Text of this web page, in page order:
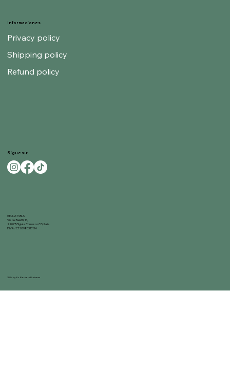
Informaciones
Privacy policy
Shipping policy
Refund policy
Sigue su:
GELNAT SRLS
Via dei Baietti, 16,
22077 Olgiate Comasco CO, Italia
P.IVA / CF 03980310134
2024 by No Borders Business